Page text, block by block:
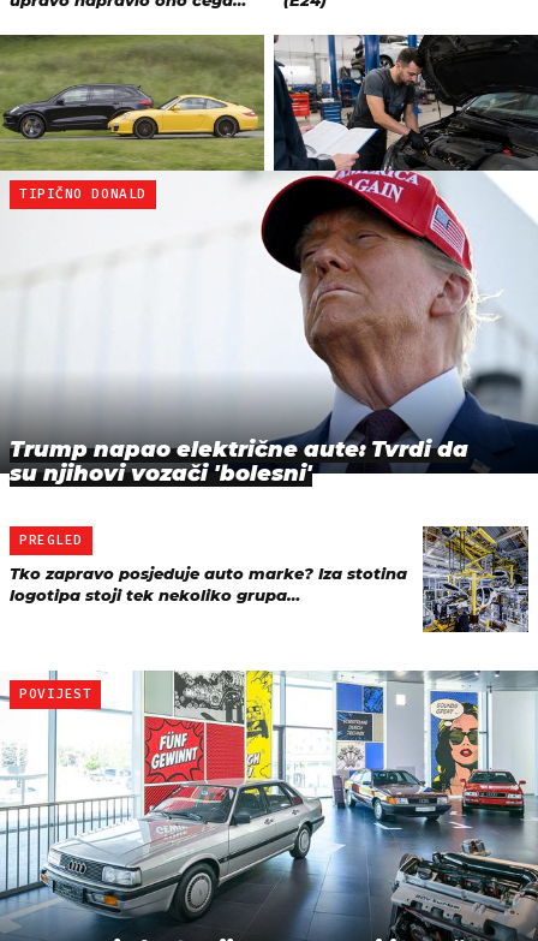
TIPIČNO DONALD
Trump napao električne aute: Tvrdi da
su njihovi vozači 'bolesni'
PREGLED
Tko zapravo posjeduje auto marke? Iza stotina
logotipa stoji tek nekoliko grupa…
POVIJEST